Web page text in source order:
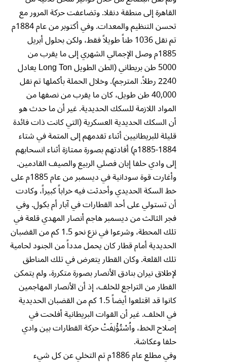
القاهرة إلى منطقة دنقلا. وتضاعفت حركة المرور مع
تحسن التنظيم والمعدات. وفي أكتوبر من عام 1884م
تم نقل 1036 طناً طويلاً فقط، ولكن بحلول أبريل
1885م وصل الإجمالي الشهري إلى ما يقرب من
5000 طن بريطاني (الطن الطويل Long Ton يعادل
2240 رطلاً. المترجم). وخلال الحملة بأكملها تم نقل
40,000 طن طويل، كان ما يقرب من نصفها من
المواد اللازمة للسكك الحديدية. غير أن ما حدث هو
أن السكك الحديدية العسكرية (التي كانت ذات فائدة
قليلة للبريطانيين أثناء تقدمهم إلى المتمة في شتاء
1884-1885م) أفادتهم بصورة ممتازة أثناء انسحابهم
إلى وادي حلفا إبان فصلي الربيع والصيف القادمين.
وأغارت قوة سودانية في ديسمبر من عام 1885م على
خط السكة الحديدي وأحدثت فيه خراباً كبيراً، وكادت
أن تستولي على أحد القطارات في آبار أم بكول. وفي
فجر الثالث من ديسمبر هاجم أنصار المهدي قلعة في
تلك المحطة، وشرعوا في نزع نحو 1.5 كم من القضبان
الحديدية أمام قطار كان يحمل مدداً من الجنود لحامية
تلك القلعة. وكان القطار يتعرض في تلك المناطق
لإطلاق نيران بنادق الأنصار بصورة متكررة، ولم يتمكن
القطار من التراجع للخلف، إذ أن الأنصار المهاجمين
كانوا قد اقتلعوا أيضاً 1.5 كم من القضبان الحديدية
في الخلف. غير أن القوات البريطانية أفلحت في
إصلاح الخط، واُسْتُؤْنِفَتْ حركة القطارات بين وادي
حلفا وعكاشة.
وفي مطلع عام 1886م تم التخلي عن كل شيء